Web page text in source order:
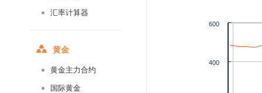
汇率计算器
黄金
黄金主力合约
国际黄金
400
600